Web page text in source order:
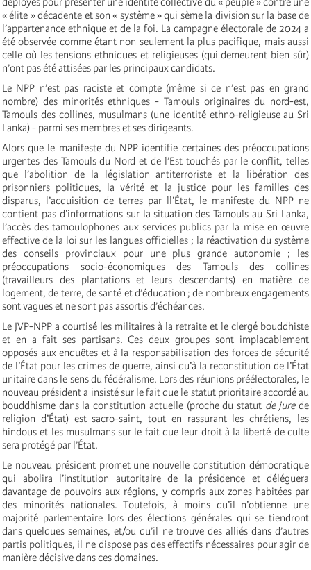
« élite » décadente et son « système » qui sème la division sur la base de
l’appartenance ethnique et de la foi. La campagne électorale de 2024 a
été observée comme étant non seulement la plus pacifique, mais aussi
celle où les tensions ethniques et religieuses (qui demeurent bien sûr)
n’ont pas été attisées par les principaux candidats.
Le NPP n’est pas raciste et compte (même si ce n’est pas en grand
nombre) des minorités ethniques - Tamouls originaires du nord-est,
Tamouls des collines, musulmans (une identité ethno-religieuse au Sri
Lanka) - parmi ses membres et ses dirigeants.
Alors que le manifeste du NPP identifie certaines des préoccupations
urgentes des Tamouls du Nord et de l’Est touchés par le conflit, telles
que l’abolition de la législation antiterroriste et la libération des
prisonniers politiques, la vérité et la justice pour les familles des
disparus, l’acquisition de terres par ll’État, le manifeste du NPP ne
contient pas d’informations sur la situation des Tamouls au Sri Lanka,
l’accès des tamoulophones aux services publics par la mise en œuvre
effective de la loi sur les langues officielles ; la réactivation du système
des conseils provinciaux pour une plus grande autonomie ; les
préoccupations socio-économiques des Tamouls des collines
(travailleurs des plantations et leurs descendants) en matière de
logement, de terre, de santé et d’éducation ; de nombreux engagements
sont vagues et ne sont pas assortis d’échéances.
Le JVP-NPP a courtisé les militaires à la retraite et le clergé bouddhiste
et en a fait ses partisans. Ces deux groupes sont implacablement
opposés aux enquêtes et à la responsabilisation des forces de sécurité
de l’État pour les crimes de guerre, ainsi qu’à la reconstitution de l’État
unitaire dans le sens du fédéralisme. Lors des réunions préélectorales, le
nouveau président a insisté sur le fait que le statut prioritaire accordé au
bouddhisme dans la constitution actuelle (proche du statut de jurede
religion d’État) est sacro-saint, tout en rassurant les chrétiens, les
hindous et les musulmans sur le fait que leur droit à la liberté de culte
sera protégé par l’État.
Le nouveau président promet une nouvelle constitution démocratique
qui abolira l’institution autoritaire de la présidence et déléguera
davantage de pouvoirs aux régions, y compris aux zones habitées par
des minorités nationales. Toutefois, à moins qu’il n’obtienne une
majorité parlementaire lors des élections générales qui se tiendront
dans quelques semaines, et/ou qu’il ne trouve des alliés dans d’autres
partis politiques, il ne dispose pas des effectifs nécessaires pour agir de
manière décisive dans ces domaines.